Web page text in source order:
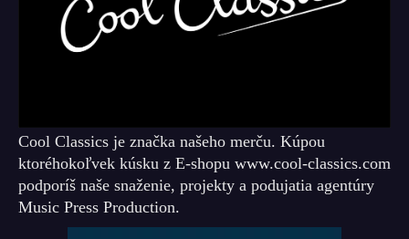
Cool Classics je značka našeho merču. Kúpou
ktoréhokoľvek kúsku z E-shopu www.cool-classics.com
podporíš naše snaženie, projekty a podujatia agentúry
Music Press Production.